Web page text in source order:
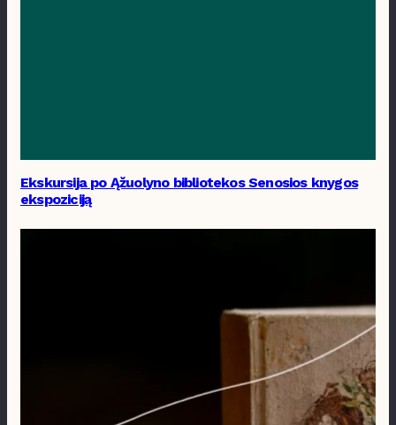
Ekskursija po Ąžuolyno bibliotekos Senosios knygos
ekspoziciją